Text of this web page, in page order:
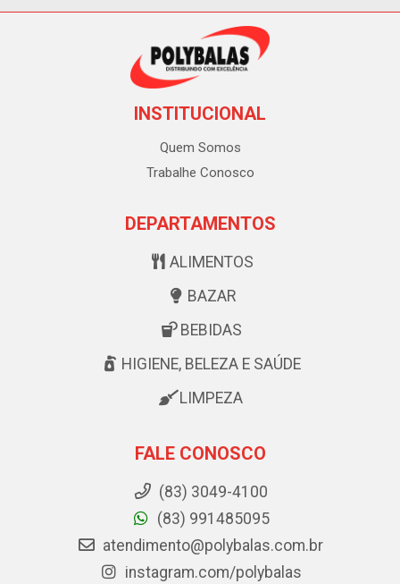
INSTITUCIONAL
Quem Somos
Trabalhe Conosco
DEPARTAMENTOS
ALIMENTOS
BAZAR
BEBIDAS
HIGIENE, BELEZA E SAÚDE
LIMPEZA
FALE CONOSCO
(83) 3049-4100
(83) 991485095
atendimento@polybalas.com.br
instagram.com/polybalas